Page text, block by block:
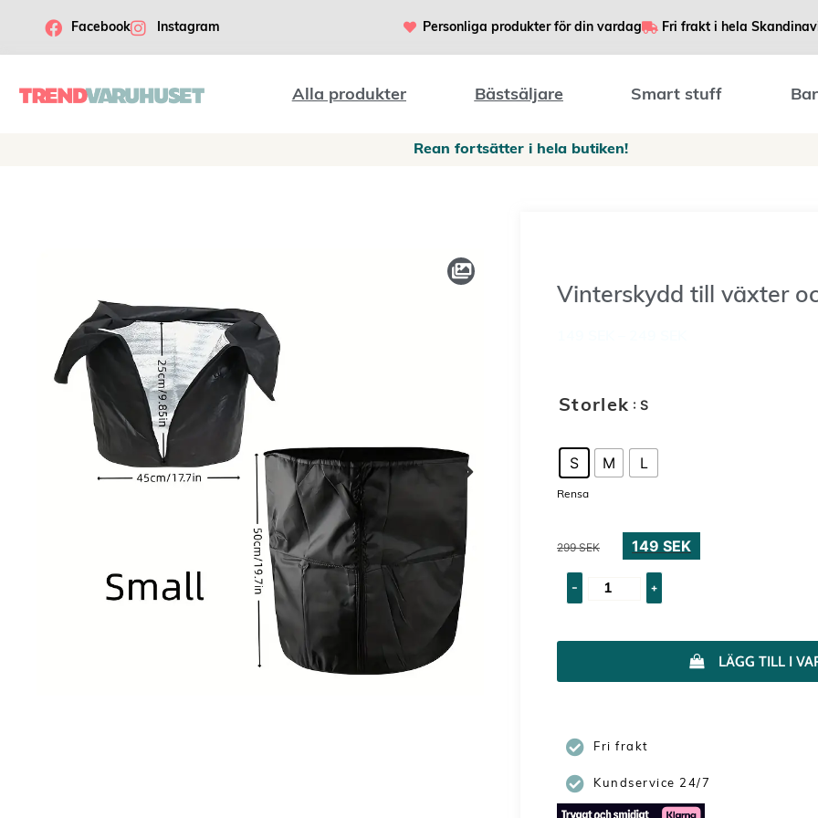
Facebook Instagram Personliga produkter för din vardag Fri frakt i hela
Alla produkter Bästsäljare Smart stuff
Rean fortsätter i hela butiken!
Vinterskydd till växter
Storlek : S
S M L
Rensa
299SEK 149 SEK
- +
LÄGG TILL I
Fri frakt
Kundservice 24/7